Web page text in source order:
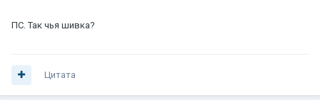
ПС. Так чья шивка?
Цитата